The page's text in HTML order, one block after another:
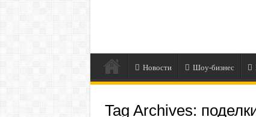
Новости Шоу-бизнес
Tag Archives: